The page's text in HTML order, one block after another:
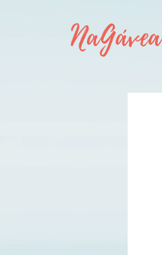
NaGávea